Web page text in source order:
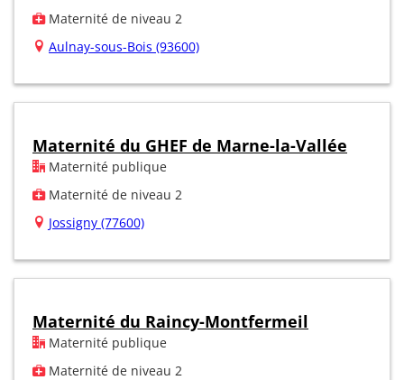
Maternité de niveau 2
Aulnay-sous-Bois (93600)
Maternité du GHEF de Marne-la-Vallée
Maternité publique
Maternité de niveau 2
Jossigny (77600)
Maternité du Raincy-Montfermeil
Maternité publique
Maternité de niveau 2